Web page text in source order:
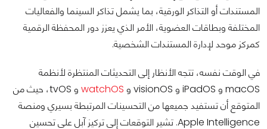
المستندات أو التذاكر الورقية، بما يشمل تذاكر السينما والفعاليات
المختلفة وبطاقات العضوية، الأمر الذي يعزز دور المحفظة الرقمية
كمركز موحد لإدارة المستندات الشخصية.
في الوقت نفسه، تتجه الأنظار إلى التحديثات المنتظرة لأنظمة
macOS و iPadOS و visionOS و
و tvOS، حيث من
المتوقع أن تستفيد جميعها من التحسينات المرتبطة بسيري ومنصة
Apple Intelligence. تشير التوقعات إلى تركيز آبل على تحسين